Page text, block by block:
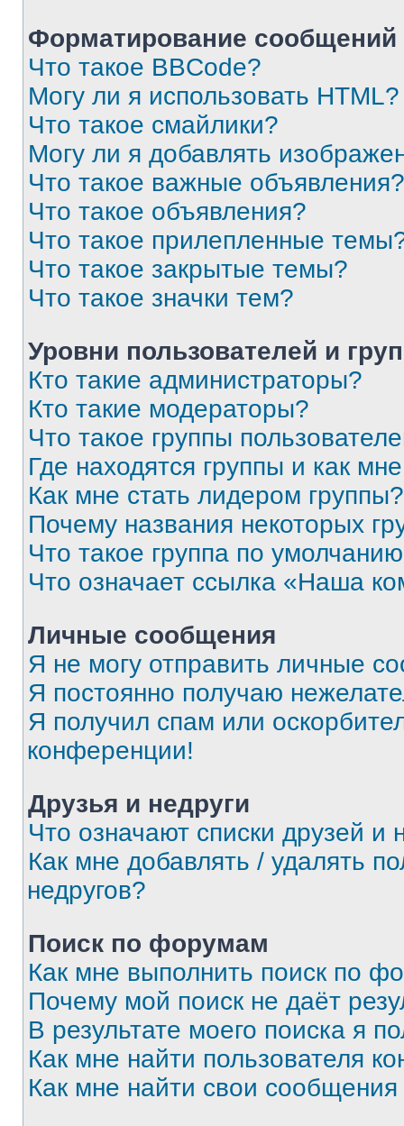
Форматирование
Что такое BBCode?
Могу ли я использовать HTML?
Что такое смайлики?
Могу ли я добавлять
Что такое важные объявления?
Что такое объявления?
Что такое прилепленные
Что такое закрытые темы?
Что такое значки тем?
Уровни пользователей и
Кто такие администраторы?
Кто такие модераторы?
Что такое группы
Где находятся группы и как
Как мне стать лидером группы?
Почему названия некоторых
Что такое группа по
Что означает ссылка «Наша
Личные сообщения
Я не могу отправить личные
Я постоянно получаю
Я получил спам или
конференции!
Друзья и недруги
Что означают списки друзей и
Как мне добавлять / удалять
недругов?
Поиск по форумам
Как мне выполнить поиск по
Почему мой поиск не даёт
В результате моего поиска я
Как мне найти пользователя
Как мне найти свои